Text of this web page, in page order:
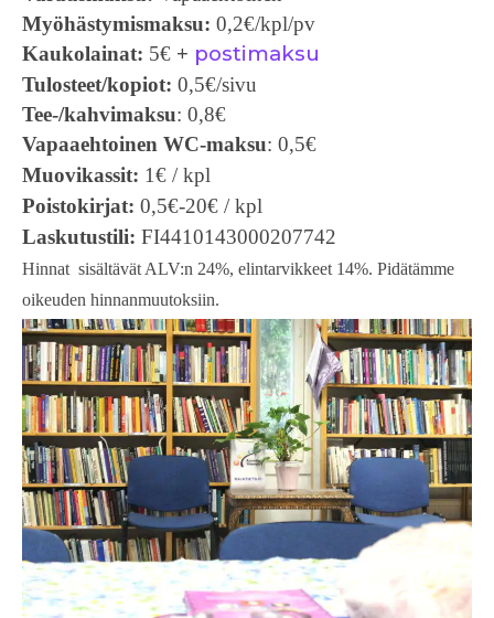
Myöhästymismaksu: 0,2€/kpl/pv
Kaukolainat: 5€ + postimaksu
Tulosteet/kopiot: 0,5€/sivu
Tee-/kahvimaksu: 0,8€
Vapaaehtoinen WC-maksu: 0,5€
Muovikassit: 1€ / kpl
Poistokirjat: 0,5€-20€ / kpl
Laskutustili: FI4410143000207742
Hinnat sisältävät ALV:n 24%, elintarvikkeet 14%. Pidätämme
oikeuden hinnanmuutoksiin.